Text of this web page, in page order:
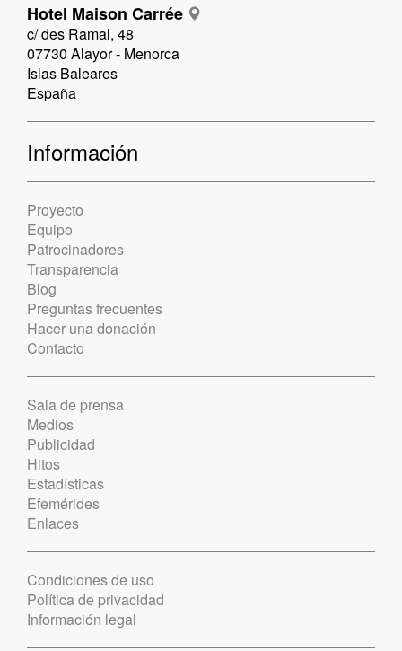
Hotel Maison Carrée
c/ des Ramal, 48
07730 Alayor - Menorca
Islas Baleares
España
Información
Proyecto
Equipo
Patrocinadores
Transparencia
Blog
Preguntas frecuentes
Hacer una donación
Contacto
Sala de prensa
Medios
Publicidad
Hitos
Estadísticas
Efemérides
Enlaces
Condiciones de uso
Política de privacidad
Información legal